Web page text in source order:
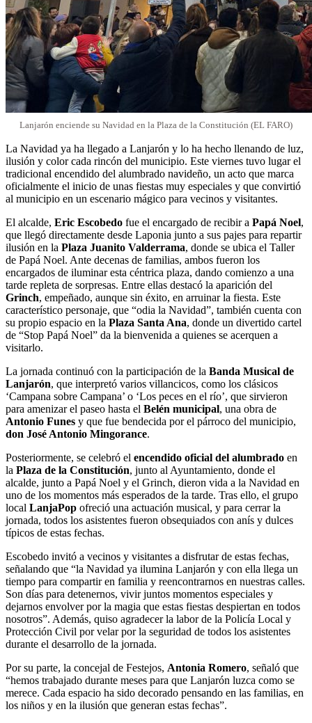
Lanjarón enciende su Navidad en la Plaza de la Constitución (EL FARO)
La Navidad ya ha llegado a Lanjarón y lo ha hecho llenando de luz,
ilusión y color cada rincón del municipio. Este viernes tuvo lugar el
tradicional encendido del alumbrado navideño, un acto que marca
oficialmente el inicio de unas fiestas muy especiales y que convirtió
al municipio en un escenario mágico para vecinos y visitantes.
El alcalde, Eric Escobedo fue el encargado de recibir a Papá Noel,
que llegó directamente desde Laponia junto a sus pajes para repartir
ilusión en la Plaza Juanito Valderrama, donde se ubica el Taller
de Papá Noel. Ante decenas de familias, ambos fueron los
encargados de iluminar esta céntrica plaza, dando comienzo a una
tarde repleta de sorpresas. Entre ellas destacó la aparición del
Grinch, empeñado, aunque sin éxito, en arruinar la fiesta. Este
característico personaje, que “odia la Navidad”, también cuenta con
su propio espacio en la Plaza Santa Ana, donde un divertido cartel
de “Stop Papá Noel” da la bienvenida a quienes se acerquen a
visitarlo.
La jornada continuó con la participación de la Banda Musical de
Lanjarón, que interpretó varios villancicos, como los clásicos
‘Campana sobre Campana’ o ‘Los peces en el río’, que sirvieron
para amenizar el paseo hasta el Belén municipal, una obra de
Antonio Funes y que fue bendecida por el párroco del municipio,
don José Antonio Mingorance.
Posteriormente, se celebró el encendido oficial del alumbrado en
la Plaza de la Constitución, junto al Ayuntamiento, donde el
alcalde, junto a Papá Noel y el Grinch, dieron vida a la Navidad en
uno de los momentos más esperados de la tarde. Tras ello, el grupo
local LanjaPop ofreció una actuación musical, y para cerrar la
jornada, todos los asistentes fueron obsequiados con anís y dulces
típicos de estas fechas.
Escobedo invitó a vecinos y visitantes a disfrutar de estas fechas,
señalando que “la Navidad ya ilumina Lanjarón y con ella llega un
tiempo para compartir en familia y reencontrarnos en nuestras calles.
Son días para detenernos, vivir juntos momentos especiales y
dejarnos envolver por la magia que estas fiestas despiertan en todos
nosotros”. Además, quiso agradecer la labor de la Policía Local y
Protección Civil por velar por la seguridad de todos los asistentes
durante el desarrollo de la jornada.
Por su parte, la concejal de Festejos, Antonia Romero, señaló que
“hemos trabajado durante meses para que Lanjarón luzca como se
merece. Cada espacio ha sido decorado pensando en las familias, en
los niños y en la ilusión que generan estas fechas”.